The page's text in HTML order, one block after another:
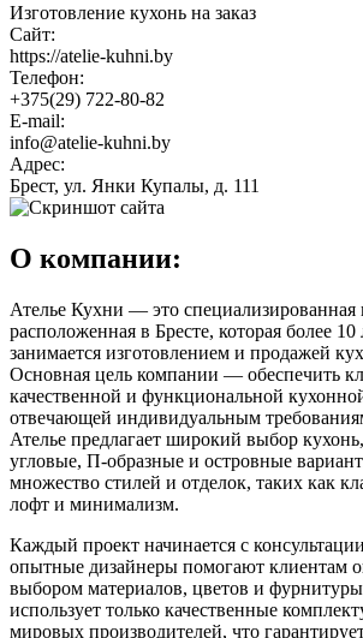
Изготовление кухонь на заказ
Сайт:
https://atelie-kuhni.by
Телефон:
+375(29) 722-80-82
E-mail:
info@atelie-kuhni.by
Адрес:
Брест, ул. Янки Купалы, д. 111
О компании:
Ателье Кухни — это специализированная
расположенная в Бресте, которая более
занимается изготовлением и продажей
Основная цель компании — обеспечить
качественной и функциональной
отвечающей индивидуальным
Ателье предлагает широкий выбор
угловые, П-образные и островные
множество стилей и отделок, таких как
лофт и минимализм.
Каждый проект начинается с
опытные дизайнеры помогают клиентам
выбором материалов, цветов и
использует только качественные
мировых производителей, что